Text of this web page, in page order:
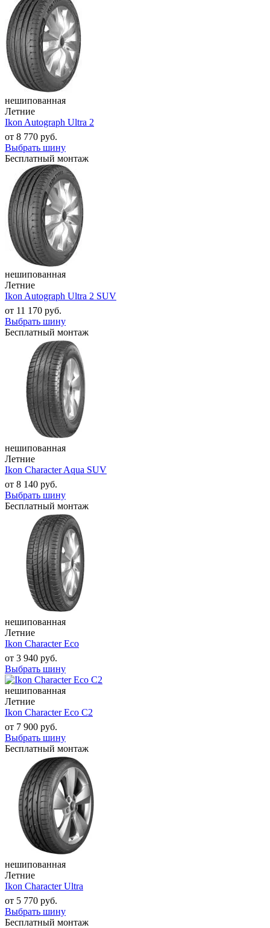
нешипованная
Летние
Ikon Autograph Ultra 2
от 8 770 руб.
Выбрать шину
Бесплатный монтаж
нешипованная
Летние
Ikon Autograph Ultra 2 SUV
от 11 170 руб.
Выбрать шину
Бесплатный монтаж
нешипованная
Летние
Ikon Character Aqua SUV
от 8 140 руб.
Выбрать шину
Бесплатный монтаж
нешипованная
Летние
Ikon Character Eco
от 3 940 руб.
Выбрать шину
нешипованная
Летние
Ikon Character Eco C2
от 7 900 руб.
Выбрать шину
Бесплатный монтаж
нешипованная
Летние
Ikon Character Ultra
от 5 770 руб.
Выбрать шину
Бесплатный монтаж